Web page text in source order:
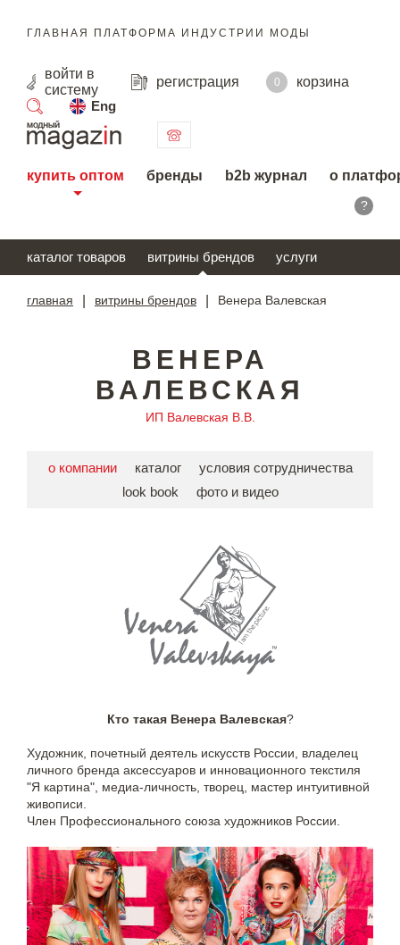
ГЛАВНАЯ ПЛАТФОРМА ИНДУСТРИИ МОДЫ
войти в
систему
регистрация 0
корзина
Eng
поиск
купить оптом бренды b2b журнал о
?
каталог товаров витрины брендов услуги
главная витрины брендов Венера Валевская
ВЕНЕРА
ВАЛЕВСКАЯ
ИП Валевская В.В.
о компании каталог
условия сотрудничества
look book
фото и видео
Кто такая Венера Валевская?
Художник, почетный деятель искусств России, владелец
личного бренда аксессуаров и инновационного текстиля
"Я картина", медиа-личность, творец, мастер интуитивной
живописи.
Член Профессионального союза художников России.